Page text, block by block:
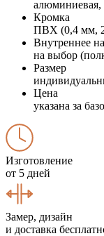
Кромка
ПВХ (0,4 мм,
Внутреннее
на выбор
Размер
Цена
указана за
Изготовление
от 5 дней
Замер, дизайн
и доставка